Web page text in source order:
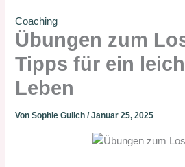
Coaching
Übungen zum
Tipps für ein
Leben
VonSophie Gulich/Januar 25, 2025